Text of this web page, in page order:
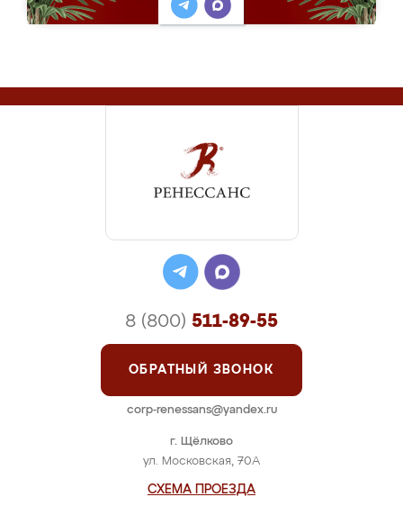
г. Щёлково
ул. Московская, 70А
СХЕМА ПРОЕЗДА
8 (800) 511-89-55
ОБРАТНЫЙ ЗВОНОК
corp-renessans@yandex.ru